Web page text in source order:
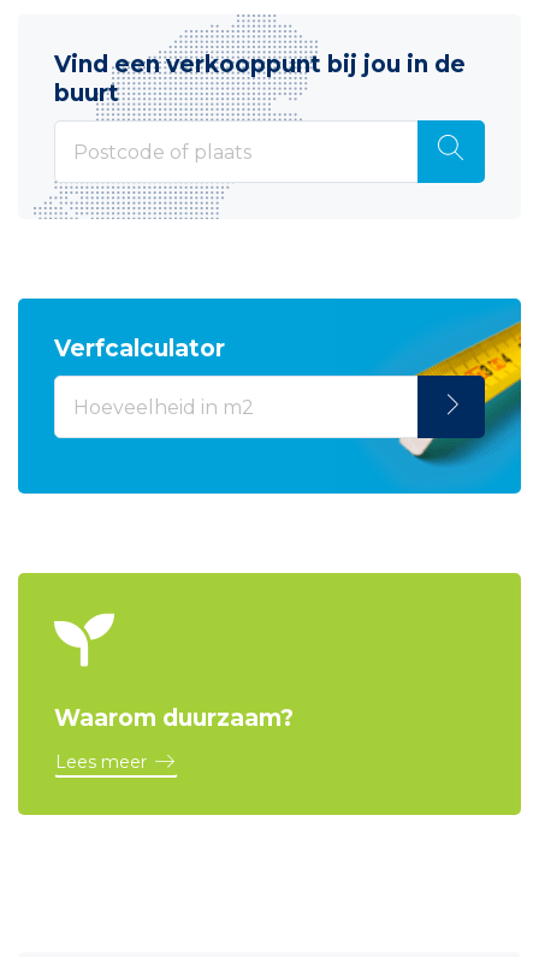
Vind een verkooppunt bij jou in de
buurt
Verfcalculator
Waarom duurzaam?
Lees meer